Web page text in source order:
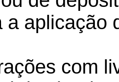
a aplicação
com